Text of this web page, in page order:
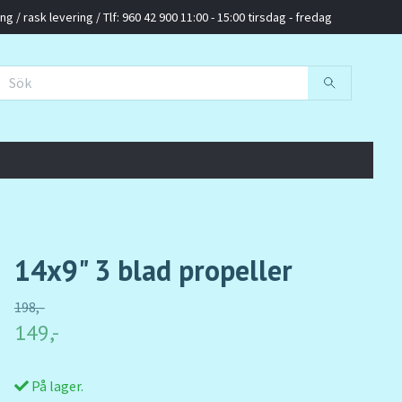
rask levering / Tlf: 960 42 900 11:00 - 15:00 tirsdag - fredag
14x9" 3 blad propeller
198,-
149,-
På lager.